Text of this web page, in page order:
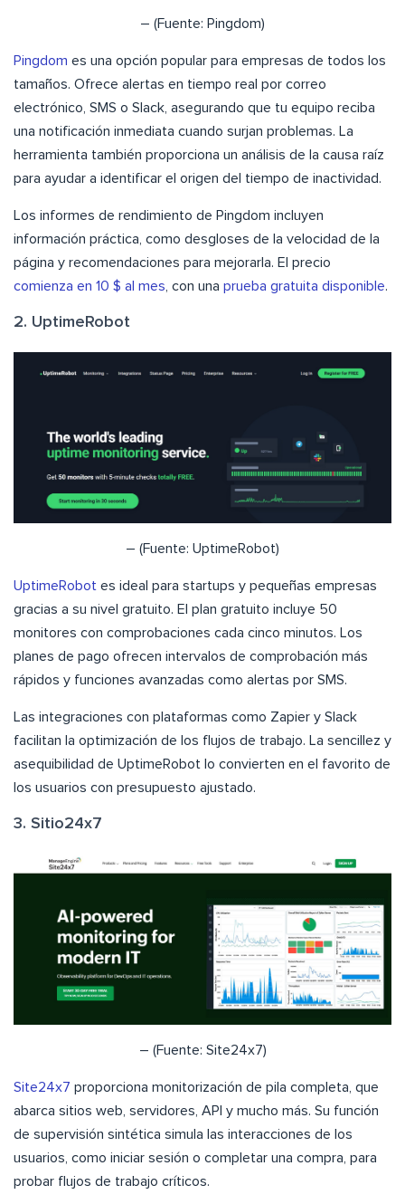
– (Fuente: Pingdom)
Pingdom es una opción popular para empresas de todos los
tamaños. Ofrece alertas en tiempo real por correo
electrónico, SMS o Slack, asegurando que tu equipo reciba
una notificación inmediata cuando surjan problemas. La
herramienta también proporciona un análisis de la causa raíz
para ayudar a identificar el origen del tiempo de inactividad.
Los informes de rendimiento de Pingdom incluyen
información práctica, como desgloses de la velocidad de la
página y recomendaciones para mejorarla. El precio
comienza en 10 $ al mes , con una prueba gratuita disponible.
2. UptimeRobot
– (Fuente: UptimeRobot)
UptimeRobot es ideal para startups y pequeñas empresas
gracias a su nivel gratuito. El plan gratuito incluye 50
monitores con comprobaciones cada cinco minutos. Los
planes de pago ofrecen intervalos de comprobación más
rápidos y funciones avanzadas como alertas por SMS.
Las integraciones con plataformas como Zapier y Slack
facilitan la optimización de los flujos de trabajo. La sencillez y
asequibilidad de UptimeRobot lo convierten en el favorito de
los usuarios con presupuesto ajustado.
3. Sitio24x7
– (Fuente: Site24x7)
Site24x7 proporciona monitorización de pila completa, que
abarca sitios web, servidores, API y mucho más. Su función
de supervisión sintética simula las interacciones de los
usuarios, como iniciar sesión o completar una compra, para
probar flujos de trabajo críticos.